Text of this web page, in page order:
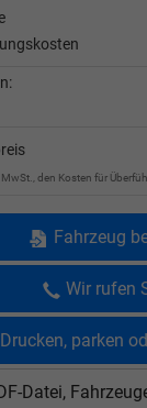
MwSt., den Kosten für
Fahrzeug
Wir rufen
Drucken, parken
Datei,